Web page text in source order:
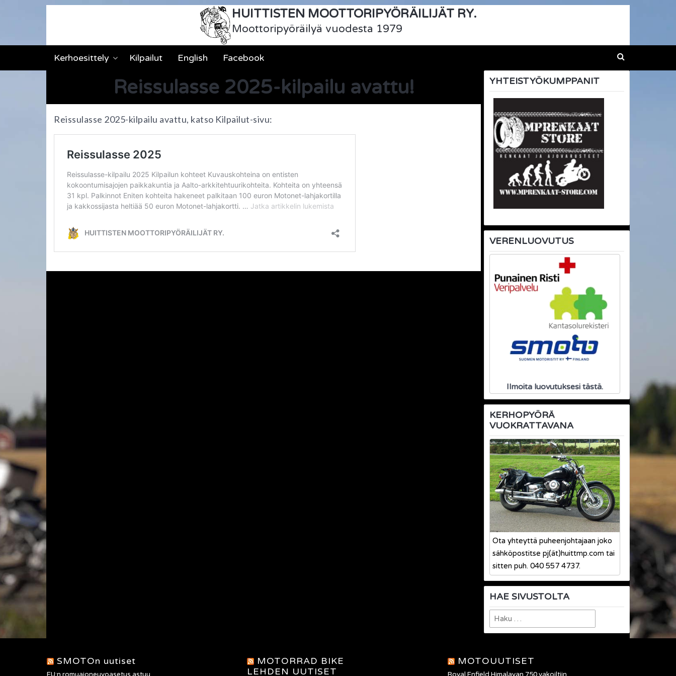
HUITTISTEN MOOTTORIPYÖRÄILIJÄT RY.
Moottoripyöräilyä vuodesta 1979
Kerhoesittely Kilpailut English Facebook
Reissulasse 2025-kilpailu avattu!
Reissulasse 2025-kilpailu avattu, katso Kilpailut-sivu:
YHTEISTYÖKUMPPANIT
VERENLUOVUTUS
Ilmoita luovutuksesi tästä.
KERHOPYÖRÄ
VUOKRATTAVANA
Ota yhteyttä puheenjohtajaan joko
sähköpostitse pj(ät)huittmp.com tai
sitten puh. 040 557 4737.
HAE SIVUSTOLTA
Haku:
SMOTOn uutiset
MOTORRAD BIKE
LEHDEN UUTISET
MOTOUUTISET